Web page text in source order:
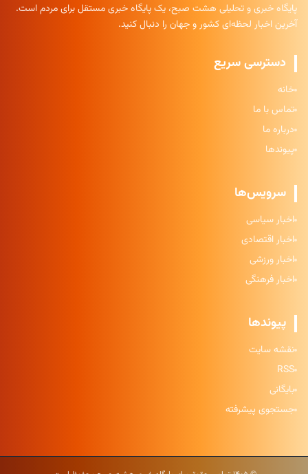
پایگاه خبری و تحلیلی هشت صبح، یک پایگاه خبری مستقل برای مردم است.
آخرین اخبار لحظه‌ای کشور و جهان را دنبال کنید.
دسترسی سریع
خانه
تماس با ما
درباره ما
پیوندها
سرویس‌ها
اخبار سیاسی
اخبار اقتصادی
اخبار ورزشی
اخبار فرهنگی
پیوندها
نقشه سایت
RSS
بایگانی
جستجوی پیشرفته